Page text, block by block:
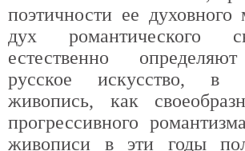
поэтичности ее
дух романтического
естественно
русское искусство, в
живопись, как
прогрессивного
живописи в эти годы